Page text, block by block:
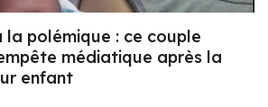
la polémique : ce couple
médiatique après la
enfant